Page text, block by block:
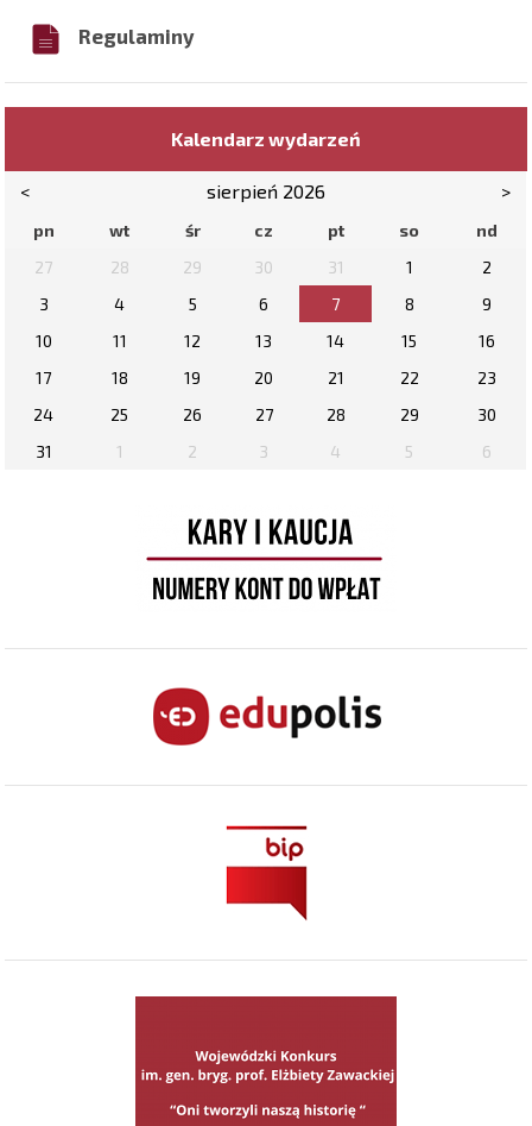
Regulaminy
Kalendarz wydarzeń
< sierpień 2026 >
pn wt śr cz pt so
nd
27
28 29 30 31 1
2
3
4 5 6 7 8
9
10
11 12 13 14 15
16
17
18 19 20 21 22
23
24
25 26 27 28 29
30
31
1 2 3 4 5 6